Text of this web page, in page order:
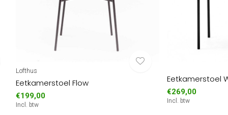
Lofthus
Eetkamerstoel Flow
€199,00
Incl. btw
Eetkamerstoel
€269,00
Incl. btw